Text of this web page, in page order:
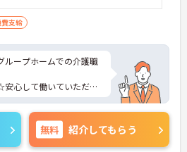
支給
ループホームでの介護職
心して働いていただけ
策ポイントなど、さらに
お気軽にご相談くださ
無料 紹介してもらう